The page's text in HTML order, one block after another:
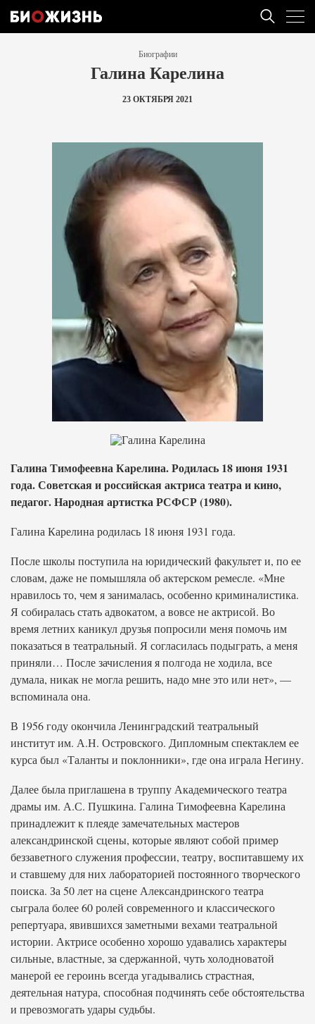
Биографии
Галина Карелина
23 ОКТЯБРЯ 2021
Галина Тимофеевна Карелина. Родилась 18 июня 1931
года. Советская и российская актриса театра и кино,
педагог. Народная артистка РСФСР (1980).
Галина Карелина родилась 18 июня 1931 года.
После школы поступила на юридический факультет и, по ее
словам, даже не помышляла об актерском ремесле. «Мне
нравилось то, чем я занималась, особенно криминалистика.
Я собиралась стать адвокатом, а вовсе не актрисой. Во
время летних каникул друзья попросили меня помочь им
показаться в театральный. Я согласилась подыграть, а меня
приняли… После зачисления я полгода не ходила, все
думала, никак не могла решить, надо мне это или нет», —
вспоминала она.
В 1956 году окончила Ленинградский театральный
институт им. А.Н. Островского. Дипломным спектаклем ее
курса был «Таланты и поклонники», где она играла Негину.
Далее была приглашена в труппу Академического театра
драмы им. А.С. Пушкина. Галина Тимофеевна Карелина
принадлежит к плеяде замечательных мастеров
александринской сцены, которые являют собой пример
беззаветного служения профессии, театру, воспитавшему их
и ставшему для них лабораторией постоянного творческого
поиска. За 50 лет на сцене Александринского театра
сыграла более 60 ролей современного и классического
репертуара, явившихся заметными вехами театральной
истории. Актрисе особенно хорошо удавались характеры
сильные, властные, за сдержанной, чуть холодноватой
манерой ее героинь всегда угадывались страстная,
деятельная натура, способная подчинять себе обстоятельства
и превозмогать удары судьбы.